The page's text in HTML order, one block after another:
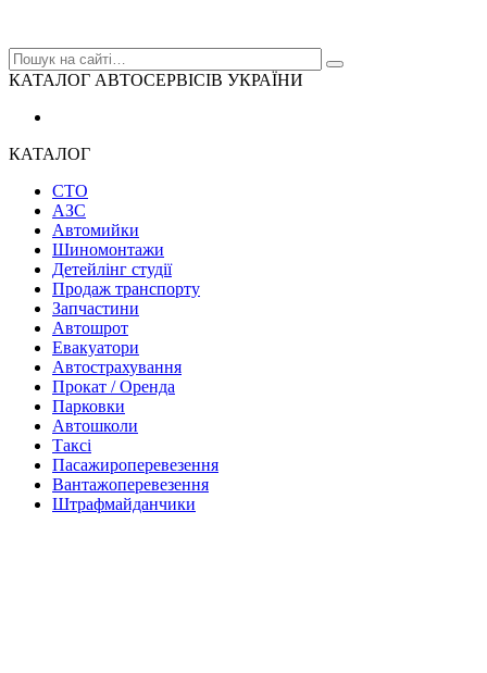
КАТАЛОГ АВТОСЕРВІСІВ УКРАЇНИ
КАТАЛОГ
СТО
АЗС
Автомийки
Шиномонтажи
Детейлінг студії
Продаж транспорту
Запчастини
Автошрот
Евакуатори
Автострахування
Прокат / Оренда
Парковки
Автошколи
Таксі
Пасажироперевезення
Вантажоперевезення
Штрафмайданчики